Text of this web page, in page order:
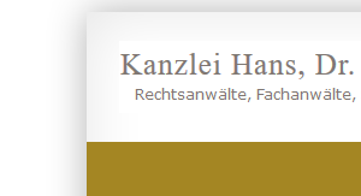
Inhalt
springen